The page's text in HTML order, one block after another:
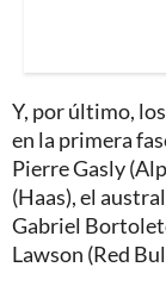
Y, por último,
en la primera
Pierre Gasly
(Haas), el
Gabriel
Lawson (Red